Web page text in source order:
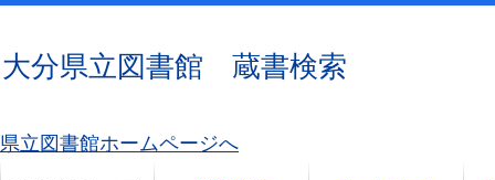
大分県立図書館 蔵書検索
県立図書館ホームページへ